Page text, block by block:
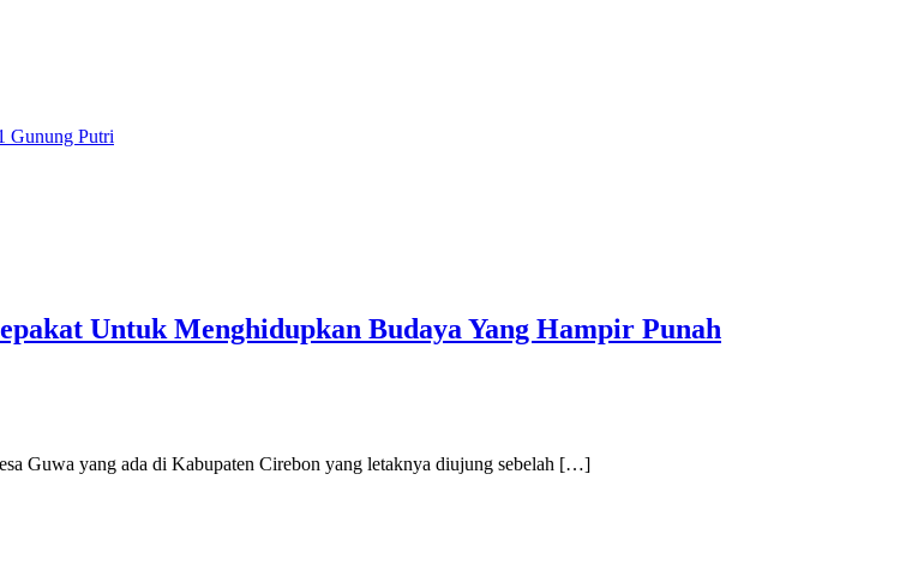
Gunung Putri
Untuk Menghidupkan Budaya Yang Hampir Punah
Guwa yang ada di Kabupaten Cirebon yang letaknya diujung sebelah […]